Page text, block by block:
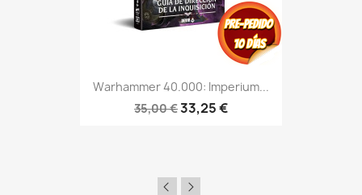
Warhammer 40.000: Imperium...
35,00 €33,25 €